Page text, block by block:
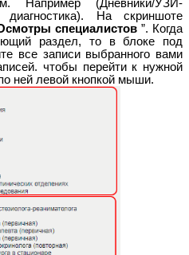
Например (Дневники/УЗИ-
диагностика). На скриншоте
специалистов ”. Когда
раздел, то в блоке под
все записи выбранного вами
чтобы перейти к нужной
ней левой кнопкой мыши.